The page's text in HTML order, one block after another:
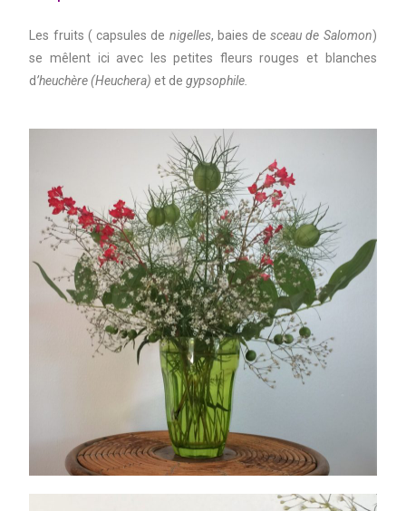
Les fruits ( capsules de nigelles, baies de sceau de Salomon)
se mêlent ici avec les petites fleurs rouges et blanches
d’heuchère (Heuchera) et de gypsophile.